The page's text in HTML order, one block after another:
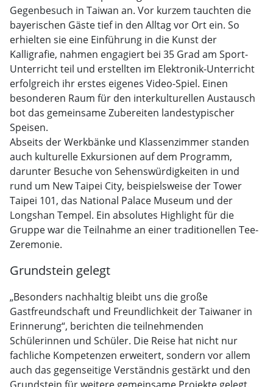
Gegenbesuch in Taiwan an. Vor kurzem tauchten die
bayerischen Gäste tief in den Alltag vor Ort ein. So
erhielten sie eine Einführung in die Kunst der
Kalligrafie, nahmen engagiert bei 35 Grad am Sport-
Unterricht teil und erstellten im Elektronik-Unterricht
erfolgreich ihr erstes eigenes Video-Spiel. Einen
besonderen Raum für den interkulturellen Austausch
bot das gemeinsame Zubereiten landestypischer
Speisen.
Abseits der Werkbänke und Klassenzimmer standen
auch kulturelle Exkursionen auf dem Programm,
darunter Besuche von Sehenswürdigkeiten in und
rund um New Taipei City, beispielsweise der Tower
Taipei 101, das National Palace Museum und der
Longshan Tempel. Ein absolutes Highlight für die
Gruppe war die Teilnahme an einer traditionellen Tee-
Zeremonie.
Grundstein gelegt
„Besonders nachhaltig bleibt uns die große
Gastfreundschaft und Freundlichkeit der Taiwaner in
Erinnerung“, berichten die teilnehmenden
Schülerinnen und Schüler. Die Reise hat nicht nur
fachliche Kompetenzen erweitert, sondern vor allem
auch das gegenseitige Verständnis gestärkt und den